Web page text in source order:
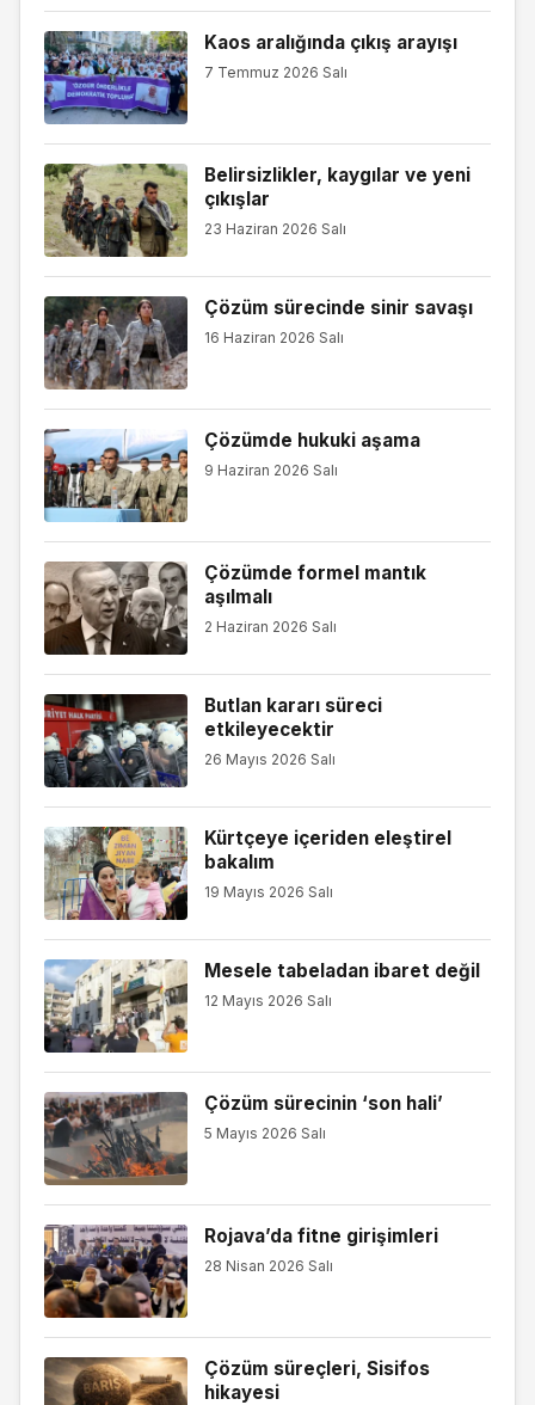
Kaos aralığında çıkış arayışı
7 Temmuz 2026 Salı
Belirsizlikler, kaygılar ve yeni
çıkışlar
23 Haziran 2026 Salı
Çözüm sürecinde sinir savaşı
16 Haziran 2026 Salı
Çözümde hukuki aşama
9 Haziran 2026 Salı
Çözümde formel mantık
aşılmalı
2 Haziran 2026 Salı
Butlan kararı süreci
etkileyecektir
26 Mayıs 2026 Salı
Kürtçeye içeriden eleştirel
bakalım
19 Mayıs 2026 Salı
Mesele tabeladan ibaret değil
12 Mayıs 2026 Salı
Çözüm sürecinin ‘son hali’
5 Mayıs 2026 Salı
Rojava’da fitne girişimleri
28 Nisan 2026 Salı
Çözüm süreçleri, Sisifos
hikayesi